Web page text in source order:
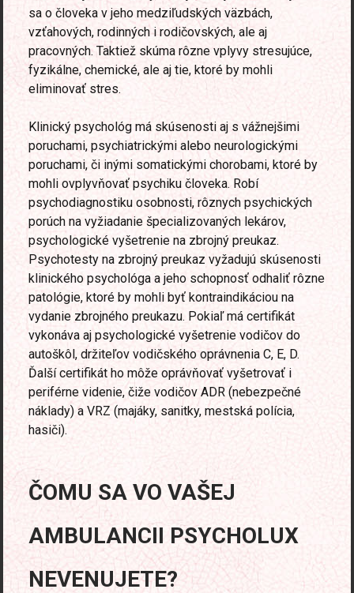
sa o človeka v jeho medziľudských väzbách,
vzťahových, rodinných i rodičovských, ale aj
pracovných. Taktiež skúma rôzne vplyvy stresujúce,
fyzikálne, chemické, ale aj tie, ktoré by mohli
eliminovať stres.
Klinický psychológ má skúsenosti aj s vážnejšimi
poruchami, psychiatrickými alebo neurologickými
poruchami, či inými somatickými chorobami, ktoré by
mohli ovplyvňovať psychiku človeka. Robí
psychodiagnostiku osobnosti, rôznych psychických
porúch na vyžiadanie špecializovaných lekárov,
psychologické vyšetrenie na zbrojný preukaz.
Psychotesty na zbrojný preukaz vyžadujú skúsenosti
klinického psychológa a jeho schopnosť odhaliť rôzne
patológie, ktoré by mohli byť kontraindikáciou na
vydanie zbrojného preukazu. Pokiaľ má certifikát
vykonáva aj psychologické vyšetrenie vodičov do
autoškôl, držiteľov vodičského oprávnenia C, E, D.
Ďalší certifikát ho môže oprávňovať vyšetrovať i
periférne videnie, čiže vodičov ADR (nebezpečné
náklady) a VRZ (majáky, sanitky, mestská polícia,
hasiči).
ČOMU SA VO VAŠEJ
AMBULANCII PSYCHOLUX
NEVENUJETE?